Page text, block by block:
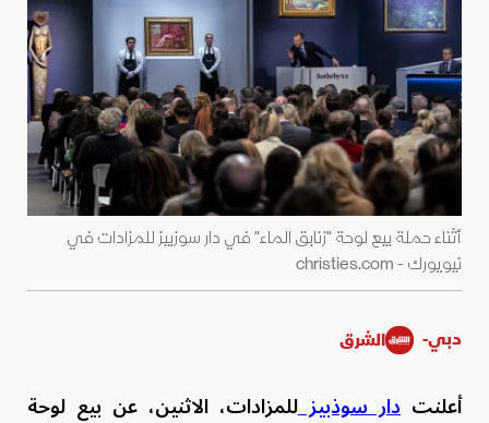
أثناء حملة بيع لوحة "زنابق الماء" في دار سوزبيز للمزادات في
نيويورك - christies.com
دبي- الشرق
أعلنت دار سوذبيزللمزادات، الاثنين، عن بيع لوحة